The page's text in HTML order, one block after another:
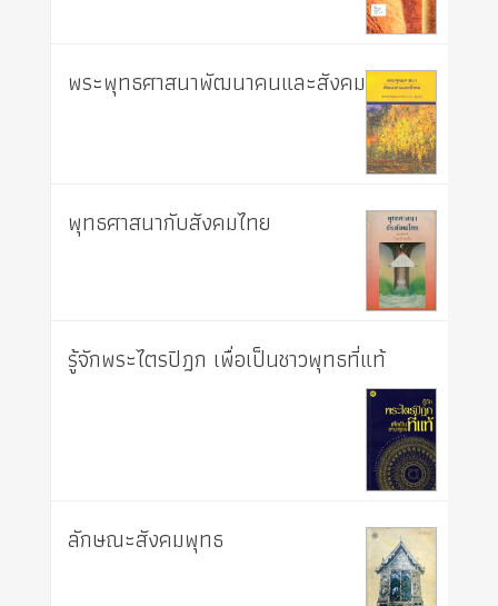
พระพุทธศาสนาพัฒนาคนและสังคม
พุทธศาสนากับสังคมไทย
รู้จักพระไตรปิฎก เพื่อเป็นชาวพุทธที่แท้
ลักษณะสังคมพุทธ